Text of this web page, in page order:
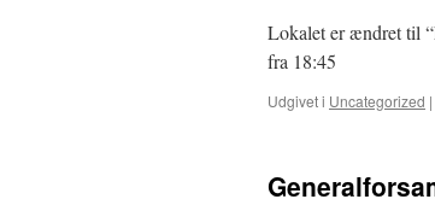
Lokalet er ændret til
fra 18:45
Udgivet i Uncategorized |